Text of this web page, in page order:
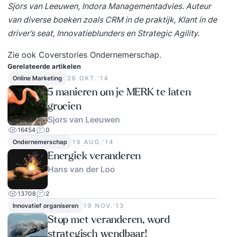
Sjors van Leeuwen, Indora Managementadvies. Auteur
van diverse boeken zoals CRM in de praktijk, Klant in de
driver’s seat, Innovatieblunders en Strategic Agility.
Zie ook Coverstories Ondernemerschap.
Gerelateerde artikelen
Online Marketing 28 OKT.‘14
5 manieren om je MERK te laten
groeien
Sjors van Leeuwen
16454
0
Ondernemerschap
19 AUG.‘14
Energiek veranderen
Hans van der Loo
13708
2
Innovatief organiseren
19 NOV.‘13
Stop met veranderen, word
strategisch wendbaar!